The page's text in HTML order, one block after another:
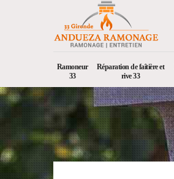
Ramoneur
33
Réparation de faîtière et
rive 33